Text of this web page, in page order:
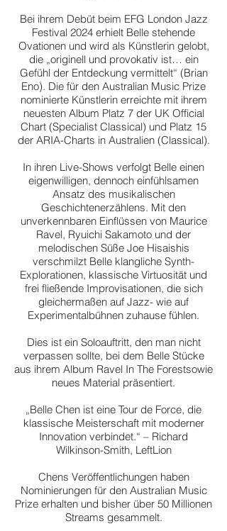
Bei ihrem Debüt beim EFG London Jazz
Festival 2024 erhielt Belle stehende
Ovationen und wird als Künstlerin gelobt,
die „originell und provokativ ist… ein
Gefühl der Entdeckung vermittelt“ (Brian
Eno). Die für den Australian Music Prize
nominierte Künstlerin erreichte mit ihrem
neuesten Album Platz 7 der UK Official
Chart (Specialist Classical) und Platz 15
der ARIA-Charts in Australien (Classical).
In ihren Live-Shows verfolgt Belle einen
eigenwilligen, dennoch einfühlsamen
Ansatz des musikalischen
Geschichtenerzählens. Mit den
unverkennbaren Einflüssen von Maurice
Ravel, Ryuichi Sakamoto und der
melodischen Süße Joe Hisaishis
verschmilzt Belle klangliche Synth-
Explorationen, klassische Virtuosität und
frei fließende Improvisationen, die sich
gleichermaßen auf Jazz- wie auf
Experimentalbühnen zuhause fühlen.
Dies ist ein Soloauftritt, den man nicht
verpassen sollte, bei dem Belle Stücke
aus ihrem Album Ravel In The Forestsowie
neues Material präsentiert.
„Belle Chen ist eine Tour de Force, die
klassische Meisterschaft mit moderner
Innovation verbindet.“ – Richard
Wilkinson-Smith, LeftLion
Chens Veröffentlichungen haben
Nominierungen für den Australian Music
Prize erhalten und bisher über 50 Millionen
Streams gesammelt.